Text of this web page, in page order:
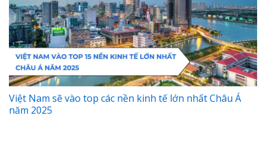
Việt Nam sẽ vào top các nền kinh tế lớn nhất Châu Á
năm 2025